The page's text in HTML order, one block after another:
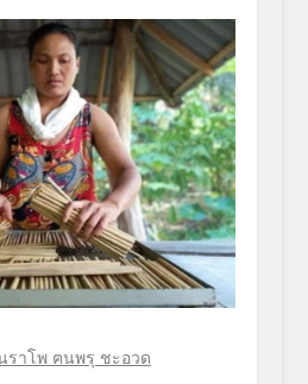
ราโพ ฅนพรุ ชะอวด